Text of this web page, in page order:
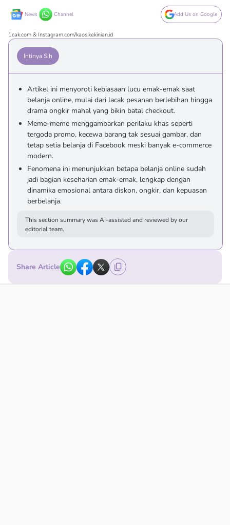
News Channel Add Us on Google
1cak.com & Instagram.com/kaos.kekinian.id
Intinya Sih
Artikel ini menyoroti kebiasaan lucu emak-emak saat
belanja online, mulai dari lacak pesanan berlebihan hingga
drama ongkir mahal yang bikin batal checkout.
Meme-meme menggambarkan perilaku khas seperti
tergoda promo, kecewa barang tak sesuai gambar, dan
tetap setia belanja di Facebook meski banyak e-commerce
modern.
Fenomena ini menunjukkan betapa belanja online sudah
jadi bagian keseharian emak-emak, lengkap dengan
dinamika emosional antara diskon, ongkir, dan kepuasan
berbelanja.
This section summary was AI-assisted and reviewed by our
editorial team.
Share Article